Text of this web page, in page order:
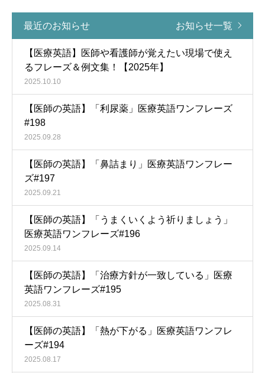
最近のお知らせ お知らせ一覧
【医療英語】医師や看護師が覚えたい現場で使え
るフレーズ＆例文集！【2025年】
2025.10.10
【医師の英語】「利尿薬」医療英語ワンフレーズ
#198
2025.09.28
【医師の英語】「鼻詰まり」医療英語ワンフレー
ズ#197
2025.09.21
【医師の英語】「うまくいくよう祈りましょう」
医療英語ワンフレーズ#196
2025.09.14
【医師の英語】「治療方針が一致している」医療
英語ワンフレーズ#195
2025.08.31
【医師の英語】「熱が下がる」医療英語ワンフレ
ーズ#194
2025.08.17